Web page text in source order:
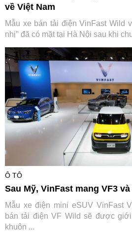
về Việt Nam
Mẫu xe bán tải điện VinFast Wild
nhị" đã có mặt tại Hà Nội sau khi
Ô TÔ
Sau Mỹ, VinFast mang VF3
Mẫu xe điện mini eSUV VinFast
bán tải điện VF Wild sẽ được
khuôn ...